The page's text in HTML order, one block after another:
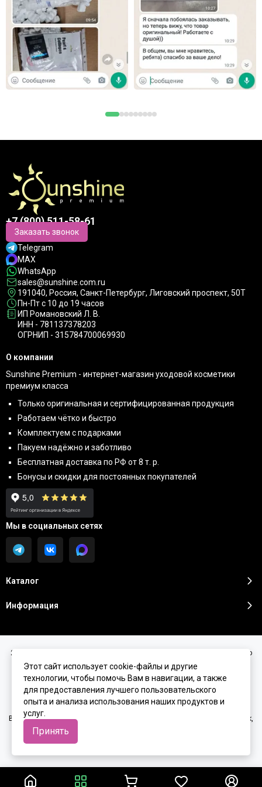
+7 (800) 511-58-61
Заказать звонок
Telegram
MAX
WhatsApp
sales@sunshine.com.ru
191040, Россия, Санкт-Петербург, Лиговский проспект, 50Т
Пн-Пт с 10 до 19 часов
ИП Романовский Л. В.
ИНН - 781137378203
ОГРНИП - 315784700069930
Каталог
Информация
О компании
Sunshine Premium - интернет-магазин уходовой косметики
премиум класса
Только оригинальная и сертифицированная продукция
Работаем чётко и быстро
Комплектуем с подарками
Пакуем надёжно и заботливо
Бесплатная доставка по РФ от 8 т. р.
Бонусы и скидки для постоянных покупателей
Мы в социальных сетях
2026 © Sunshine Premium | Косметика премиум класса для домашнего
ухода.Карта сайта
Вся представленная на сайте информация, касающаяся характеристик,
стоимости товаров и услуг, носит информационный характер и ни при
каких условиях не является публичной офертой, определяемой
Этот сайт использует cookie-файлы и другие
технологии, чтобы помочь Вам в навигации, а также
для предоставления лучшего пользовательского
опыта и анализа использования наших продуктов и
услуг.
Принять